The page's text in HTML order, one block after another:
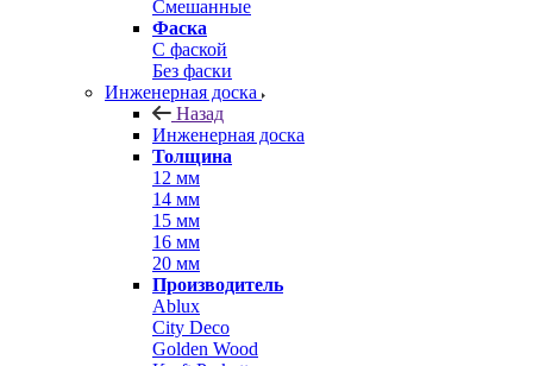
Смешанные
Фаска
С фаской
Без фаски
Инженерная доска
Назад
Инженерная доска
Толщина
12 мм
14 мм
15 мм
16 мм
20 мм
Производитель
Ablux
City Deco
Golden Wood